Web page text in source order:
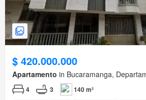
$ 420.000.000
Apartamento in Bucaramanga,
4 3 140 m²